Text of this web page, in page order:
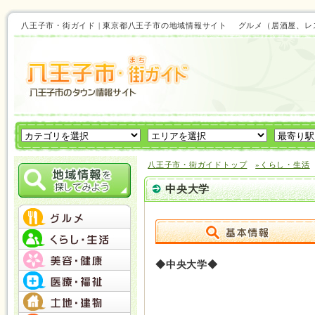
八王子市・街ガイド | 東京都八王子市の地域情報サイト グルメ（居酒屋、
八王子市・街ガイドトップ »くらし・生活
中央大学
◆中央大学◆